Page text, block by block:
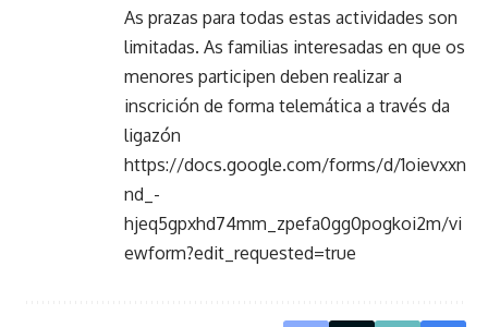
As prazas para todas estas actividades son
limitadas. As familias interesadas en que os
menores participen deben realizar a
inscrición de forma telemática a través da
ligazón
https://docs.google.com/forms/d/1oievxxn
nd_-
hjeq5gpxhd74mm_zpefa0gg0pogkoi2m/vi
ewform?edit_requested=true